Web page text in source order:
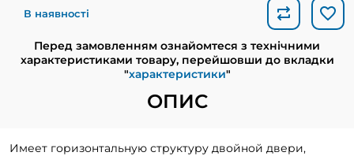
В наявності
Перед замовленням ознайомтеся з технічними
характеристиками товару, перейшовши до вкладки
"характеристики"
ОПИС
Имеет горизонтальную структуру двойной двери,